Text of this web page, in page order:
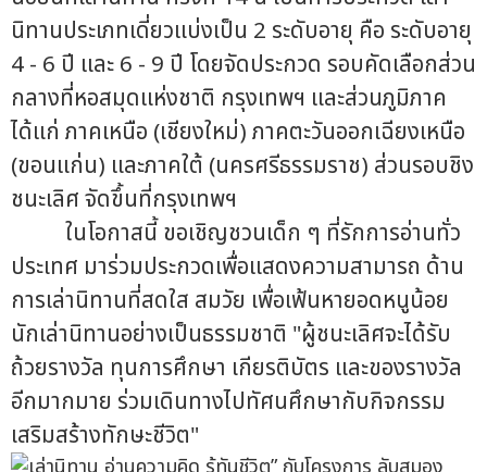
นิทานประเภทเดี่ยวแบ่งเป็น 2 ระดับอายุ คือ ระดับอายุ
4 - 6 ปี และ 6 - 9 ปี โดยจัดประกวด รอบคัดเลือกส่วน
กลางที่หอสมุดแห่งชาติ กรุงเทพฯ และส่วนภูมิภาค
ได้แก่ ภาคเหนือ (เชียงใหม่) ภาคตะวันออกเฉียงเหนือ
(ขอนแก่น) และภาคใต้ (นครศรีธรรมราช) ส่วนรอบชิง
ชนะเลิศ จัดขึ้นที่กรุงเทพฯ
ในโอกาสนี้ ขอเชิญชวนเด็ก ๆ ที่รักการอ่านทั่ว
ประเทศ มาร่วมประกวดเพื่อแสดงความสามารถ ด้าน
การเล่านิทานที่สดใส สมวัย เพื่อเฟ้นหายอดหนูน้อย
นักเล่านิทานอย่างเป็นธรรมชาติ "ผู้ชนะเลิศจะได้รับ
ถ้วยรางวัล ทุนการศึกษา เกียรติบัตร และของรางวัล
อีกมากมาย ร่วมเดินทางไปทัศนศึกษากับกิจกรรม
เสริมสร้างทักษะชีวิต"